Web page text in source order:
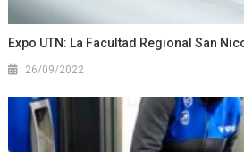
Expo UTN: La Facultad Regional San
26/09/2022